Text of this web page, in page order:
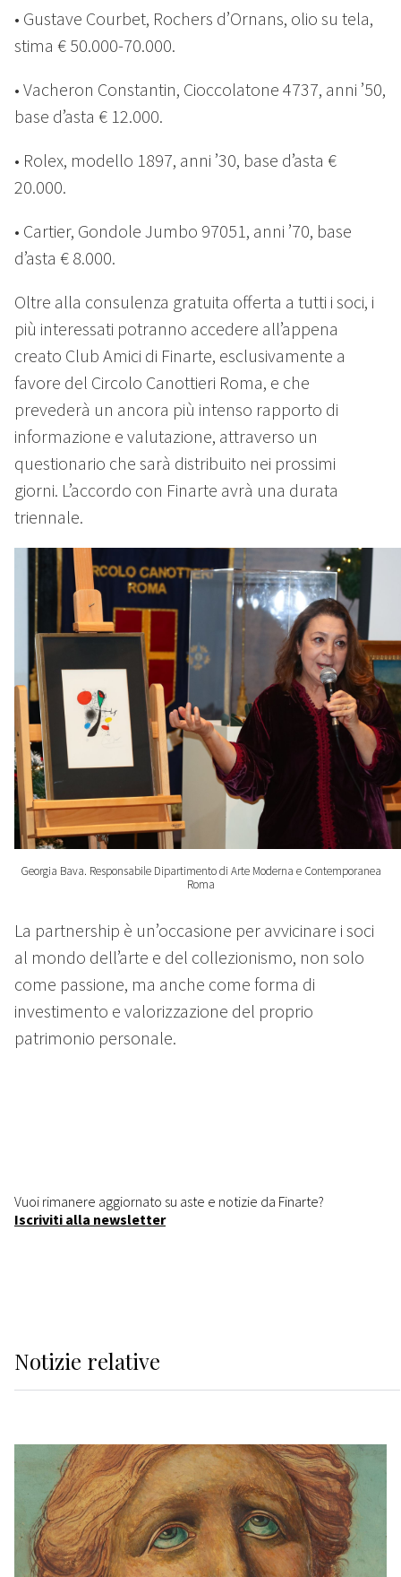
• Gustave Courbet, Rochers d’Ornans, olio su tela,
stima € 50.000-70.000.
• Vacheron Constantin, Cioccolatone 4737, anni ’50,
base d’asta € 12.000.
• Rolex, modello 1897, anni ’30, base d’asta €
20.000.
• Cartier, Gondole Jumbo 97051, anni ’70, base
d’asta € 8.000.
Oltre alla consulenza gratuita offerta a tutti i soci, i
più interessati potranno accedere all’appena
creato Club Amici di Finarte, esclusivamente a
favore del Circolo Canottieri Roma, e che
prevederà un ancora più intenso rapporto di
informazione e valutazione, attraverso un
questionario che sarà distribuito nei prossimi
giorni. L’accordo con Finarte avrà una durata
triennale.
Georgia Bava. Responsabile Dipartimento di Arte Moderna e Contemporanea
Roma
La partnership è un’occasione per avvicinare i soci
al mondo dell’arte e del collezionismo, non solo
come passione, ma anche come forma di
investimento e valorizzazione del proprio
patrimonio personale.
Vuoi rimanere aggiornato su aste e notizie da Finarte?
Iscriviti alla newsletter
Notizie relative